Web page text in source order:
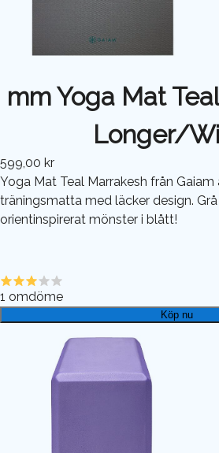
mm Yoga Mat
Longer/
599,00 kr
Yoga Mat Teal Marrakesh från
träningsmatta med läcker design.
orientinspirerat mönster i blått!
1 omdöme
Köp nu